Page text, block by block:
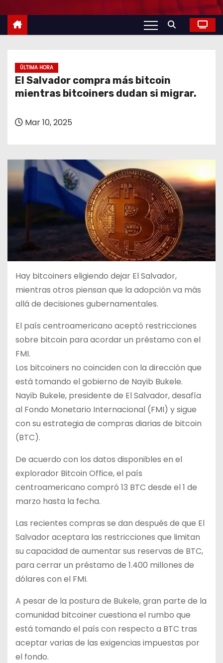
ÚLTIMA HORA
El Salvador compra más bitcoin
mientras bitcoiners dudan si migrar.
Mar 10, 2025
Hay bitcoiners eligiendo dejar El Salvador,
mientras otros piensan que la adopción va más
allá de decisiones gubernamentales.
El país centroamericano aceptó restricciones
sobre bitcoin para acordar un préstamo con el
FMI.
Los bitcoiners no coinciden con la dirección que
está tomando el gobierno de Nayib Bukele.
Nayib Bukele, presidente de El Salvador, desafía
al Fondo Monetario Internacional (FMI) y sigue
con su estrategia de compras diarias de bitcoin
(BTC).
De acuerdo con los datos disponibles en el
explorador Bitcoin Office, el país
centroamericano compró 13 BTC desde el 1 de
marzo hasta la fecha.
Las recientes compras se dan después de que El
Salvador aceptara las restricciones que limitan
su capacidad de aumentar sus reservas de BTC,
para cerrar un préstamo de 1.400 millones de
dólares con el FMI.
A pesar de la postura de Bukele, gran parte de la
comunidad bitcoiner cuestiona el rumbo que
está tomando el país con respecto a BTC tras
aceptar varias de las exigencias impuestas por
el fondo.